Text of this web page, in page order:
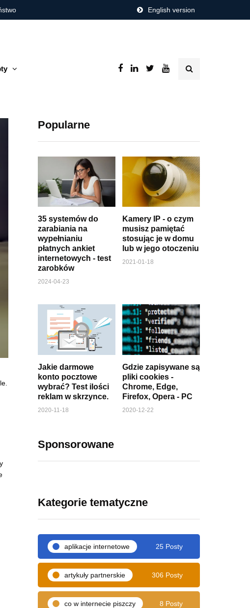
English version
Popularne
35 systemów do
zarabiania na
wypełnianiu
płatnych ankiet
internetowych - test
zarobków
2024-04-23
Kamery IP - o czym
musisz pamiętać
stosując je w domu
lub w jego otoczeniu
2021-01-18
Jakie darmowe
konto pocztowe
wybrać? Test ilości
reklam w skrzynce.
2020-11-18
Gdzie zapisywane są
pliki cookies -
Chrome, Edge,
Firefox, Opera - PC
2020-12-22
Sponsorowane
Kategorie tematyczne
aplikacje internetowe 25 Posty
artykuły partnerskie 306 Posty
co w internecie piszczy 8 Posty